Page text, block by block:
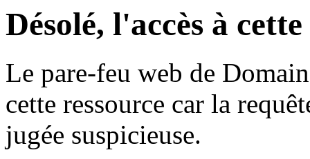
Désolé, l'accès à
Le pare-feu web de
cette ressource car la
jugée suspicieuse.